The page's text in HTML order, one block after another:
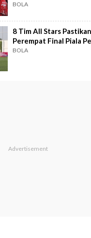
BOLA
8 Tim All Stars
Perempat Final Piala
BOLA